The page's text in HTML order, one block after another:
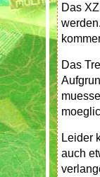
Das
Das
Leider
auch